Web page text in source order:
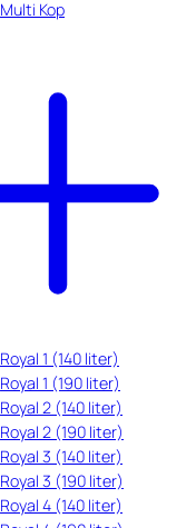
Multi Kop
Royal 1 (140 liter)
Royal 1 (190 liter)
Royal 2 (140 liter)
Royal 2 (190 liter)
Royal 3 (140 liter)
Royal 3 (190 liter)
Royal 4 (140 liter)